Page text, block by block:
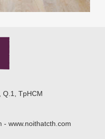
Q.1, TpHCM
- www.noithatcth.com